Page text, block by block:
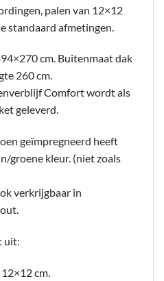
palen van 12×12
standaard afmetingen.
cm. Buitenmaat dak
260 cm.
Comfort wordt als
geleverd.
geïmpregneerd heeft
groene kleur. (niet zoals
verkrijgbaar in
uit:
cm.